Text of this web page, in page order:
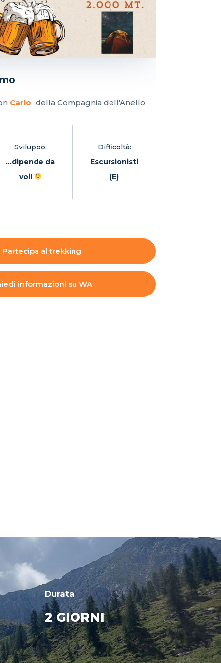
Carlo della Compagnia dell'Anello
Sviluppo:
...dipende da
voi!
Difficoltà:
Escursionisti
(E)
Partecipa al trekking
informazioni su WA
Durata
2 GIORNI